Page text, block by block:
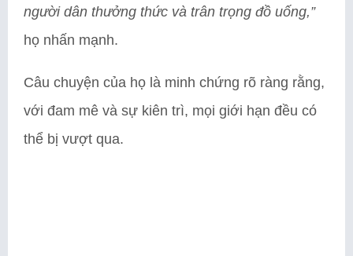
người dân thưởng thức và trân trọng đồ uống,”
họ nhấn mạnh.
Câu chuyện của họ là minh chứng rõ ràng rằng,
với đam mê và sự kiên trì, mọi giới hạn đều có
thể bị vượt qua.